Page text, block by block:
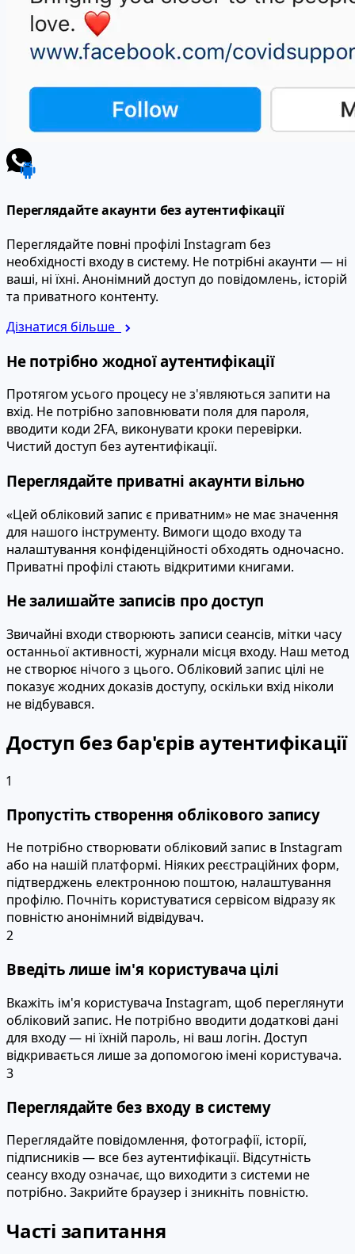
Переглядайте акаунти без аутентифікації
Переглядайте повні профілі Instagram без
необхідності входу в систему. Не потрібні акаунти — ні
ваші, ні їхні. Анонімний доступ до повідомлень, історій
та приватного контенту.
Дізнатися більше
Не потрібно жодної аутентифікації
Протягом усього процесу не з'являються запити на
вхід. Не потрібно заповнювати поля для пароля,
вводити коди 2FA, виконувати кроки перевірки.
Чистий доступ без аутентифікації.
Переглядайте приватні акаунти вільно
«Цей обліковий запис є приватним» не має значення
для нашого інструменту. Вимоги щодо входу та
налаштування конфіденційності обходять одночасно.
Приватні профілі стають відкритими книгами.
Не залишайте записів про доступ
Звичайні входи створюють записи сеансів, мітки часу
останньої активності, журнали місця входу. Наш метод
не створює нічого з цього. Обліковий запис цілі не
показує жодних доказів доступу, оскільки вхід ніколи
не відбувався.
Доступ без бар'єрів аутентифікації
1
Пропустіть створення облікового запису
Не потрібно створювати обліковий запис в Instagram
або на нашій платформі. Ніяких реєстраційних форм,
підтверджень електронною поштою, налаштування
профілю. Почніть користуватися сервісом відразу як
повністю анонімний відвідувач.
2
Введіть лише ім'я користувача цілі
Вкажіть ім'я користувача Instagram, щоб переглянути
обліковий запис. Не потрібно вводити додаткові дані
для входу — ні їхній пароль, ні ваш логін. Доступ
відкривається лише за допомогою імені користувача.
3
Переглядайте без входу в систему
Переглядайте повідомлення, фотографії, історії,
підписників — все без аутентифікації. Відсутність
сеансу входу означає, що виходити з системи не
потрібно. Закрийте браузер і зникніть повністю.
Часті запитання